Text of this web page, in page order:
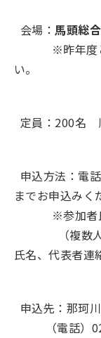
会場：馬頭総
※昨年度
い。
定員：200名
申込方法：電
までお申込みく
※参加者氏名
（複数人分
氏名、代表者連
申込先：那珂
（電話）